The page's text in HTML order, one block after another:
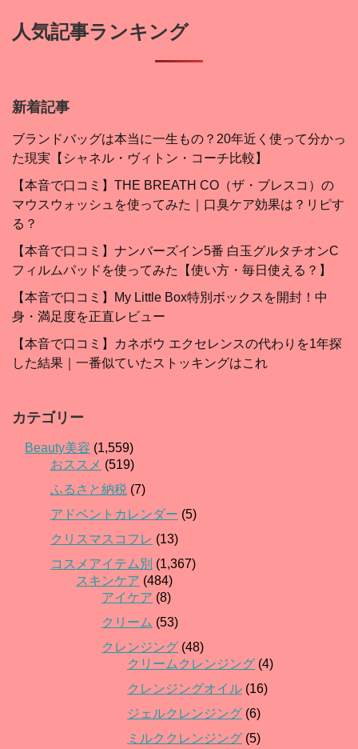
人気記事ランキング
新着記事
ブランドバッグは本当に一生もの？20年近く使って分かっ
た現実【シャネル・ヴィトン・コーチ比較】
【本音で口コミ】THE BREATH CO（ザ・ブレスコ）の
マウスウォッシュを使ってみた｜口臭ケア効果は？リピす
る？
【本音で口コミ】ナンバーズイン5番 白玉グルタチオンC
フィルムパッドを使ってみた【使い方・毎日使える？】
【本音で口コミ】My Little Box特別ボックスを開封！中
身・満足度を正直レビュー
【本音で口コミ】カネボウ エクセレンスの代わりを1年探
した結果｜一番似ていたストッキングはこれ
カテゴリー
Beauty美容 (1,559)
おススメ (519)
ふるさと納税 (7)
アドベントカレンダー (5)
クリスマスコフレ (13)
コスメアイテム別 (1,367)
スキンケア (484)
アイケア (8)
クリーム (53)
クレンジング (48)
クリームクレンジング (4)
クレンジングオイル (16)
ジェルクレンジング (6)
ミルククレンジング (5)